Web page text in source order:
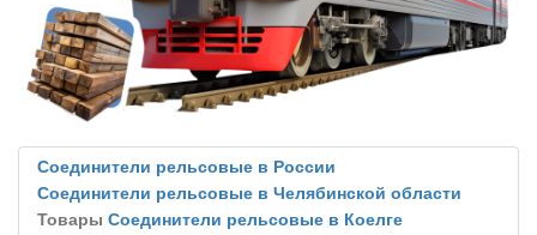
Соединители рельсовые в России
Соединители рельсовые в Челябинской области
Товары Соединители рельсовые в Коелге